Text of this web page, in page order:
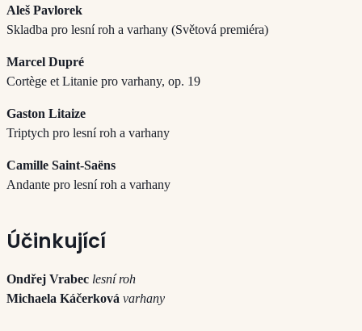
Aleš Pavlorek
Skladba pro lesní roh a varhany (Světová premiéra)
Marcel Dupré
Cortège et Litanie pro varhany, op. 19
Gaston Litaize
Triptych pro lesní roh a varhany
Camille Saint-Saëns
Andante pro lesní roh a varhany
Účinkující
Ondřej Vrabec lesní roh
Michaela Káčerková varhany